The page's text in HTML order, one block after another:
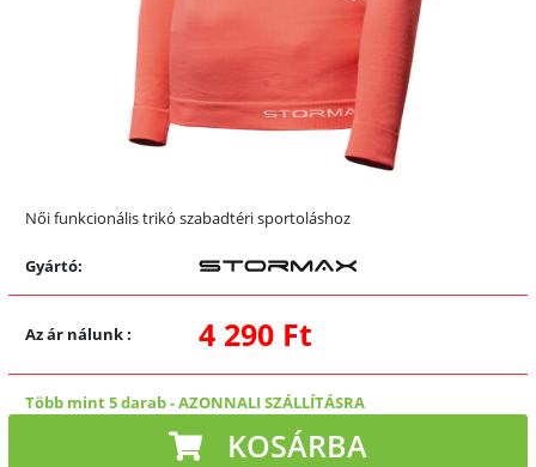
Női funkcionális trikó szabadtéri sportoláshoz
Gyártó:
Az ár nálunk: 4 290 Ft
Több mint 5 darab-AZONNALI SZÁLLÍTÁSRA
KOSÁRBA